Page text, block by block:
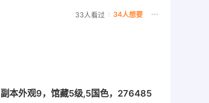
33人看过 34人想要
本外观9，馆藏5级,5国色，276485